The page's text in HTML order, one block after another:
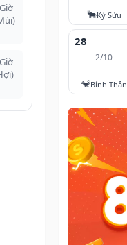
🐂Kỷ Sửu
28
2/10
🐒Bính Thân